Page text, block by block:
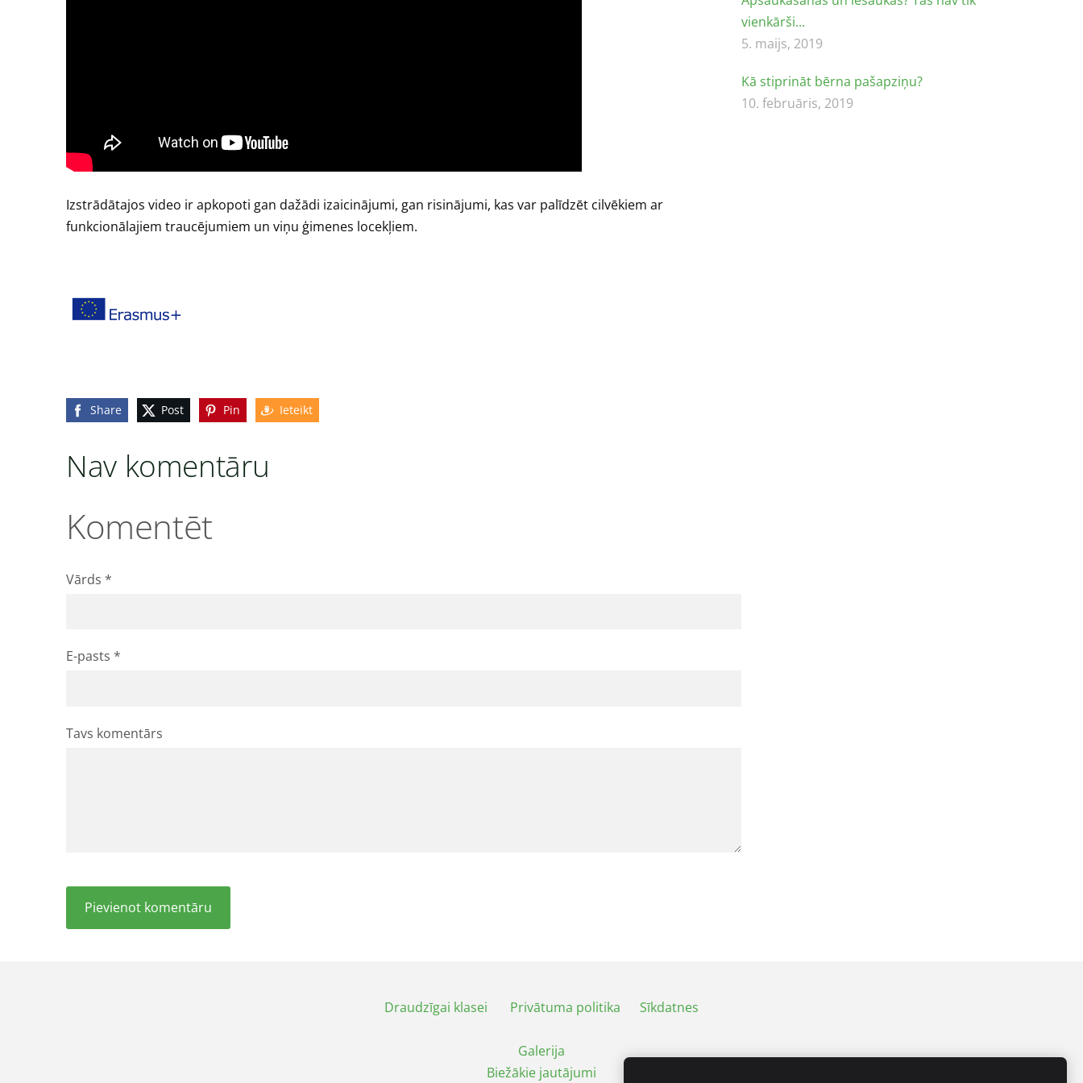
vienkārši...
5. maijs, 2019
Kā stiprināt bērna pašapziņu?
10. februāris, 2019
Izstrādātajos video ir apkopoti gan dažādi izaicinājumi, gan risinājumi, kas var palīdzēt cilvēkiem ar
funkcionālajiem traucējumiem un viņu ģimenes locekļiem.
Share Post Pin Ieteikt
Nav komentāru
Komentēt
Vārds *
E-pasts *
Tavs komentārs
Draudzīgai klasei Privātuma politika Sīkdatnes
Galerija
Biežākie jautājumi